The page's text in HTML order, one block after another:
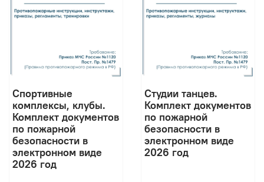
Спортивные
комплексы, клубы.
Комплект документов
по пожарной
безопасности в
электронном виде
2026 год
Студии танцев.
Комплект документов
по пожарной
безопасности в
электронном виде
2026 год